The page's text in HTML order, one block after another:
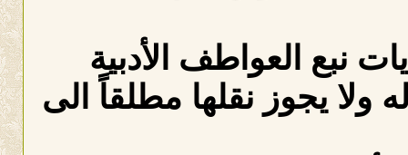
نبع العواطف الأدبية
ولا يجوز نقلها مطلقاً الى